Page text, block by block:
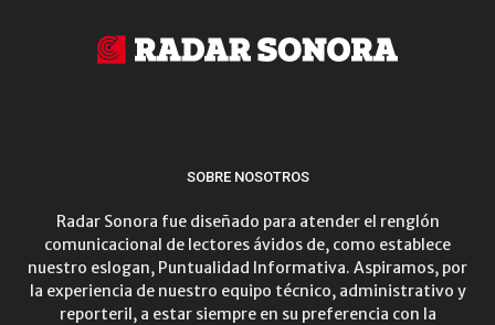
SOBRE NOSOTROS
Radar Sonora fue diseñado para atender el renglón
comunicacional de lectores ávidos de, como establece
nuestro eslogan, Puntualidad Informativa. Aspiramos, por
la experiencia de nuestro equipo técnico, administrativo y
reporteril, a estar siempre en su preferencia con la